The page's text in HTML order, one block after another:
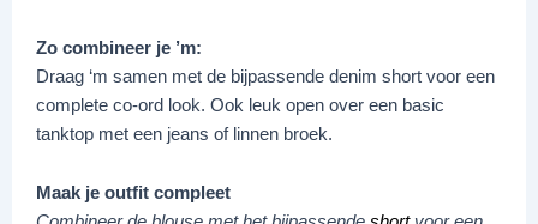
Zo combineer je ’m:
Draag ‘m samen met de bijpassende denim short voor een
complete co-ord look. Ook leuk open over een basic
tanktop met een jeans of linnen broek.
Maak je outfit compleet